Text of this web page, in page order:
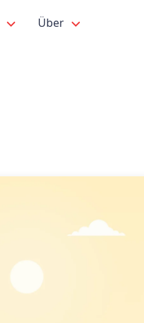
Über